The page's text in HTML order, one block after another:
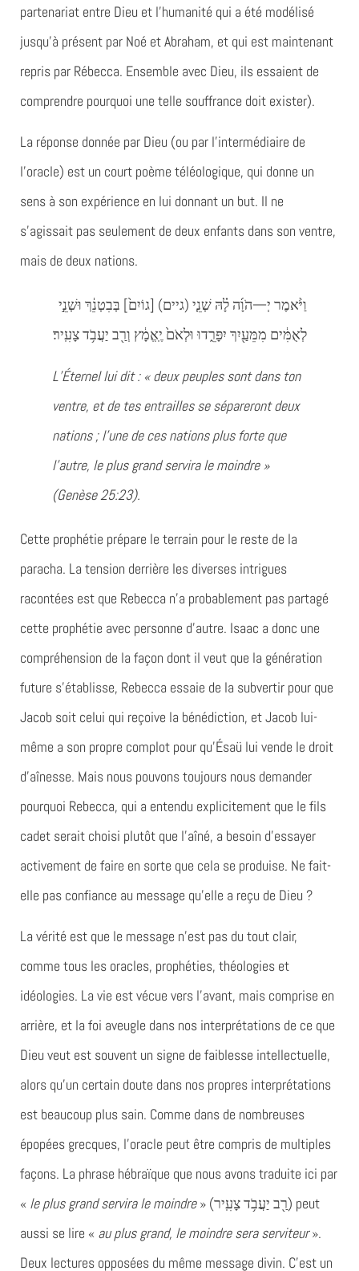
partenariat entre Dieu et l’humanité qui a été modélisé
jusqu’à présent par Noé et Abraham, et qui est maintenant
repris par Rébecca. Ensemble avec Dieu, ils essaient de
comprendre pourquoi une telle souffrance doit exister).
La réponse donnée par Dieu (ou par l’intermédiaire de
l’oracle) est un court poème téléologique, qui donne un
sens à son expérience en lui donnant un but. Il ne
s’agissait pas seulement de deux enfants dans son ventre,
mais de deux nations.
וַיֹּ֨אמֶר יְ—הֹוָ֜ה לָ֗הּ שְׁנֵ֤י (גיים) [גוֹיִם֙] בְּבִטְנֵ֔ךְ וּשְׁנֵ֣י
לְאֻמִּ֔ים מִמֵּעַ֖יִךְ יִפָּרֵ֑דוּ וּלְאֹם֙ יֶֽאֱמָ֔ץ וְרַ֖ב יַעֲבֹ֥ד צָעִֽיר׃
L’Éternel lui dit : « deux peuples sont dans ton
ventre, et de tes entrailles se sépareront deux
nations ; l’une de ces nations plus forte que
l’autre, le plus grand servira le moindre »
(Genèse 25:23).
Cette prophétie prépare le terrain pour le reste de la
paracha. La tension derrière les diverses intrigues
racontées est que Rebecca n’a probablement pas partagé
cette prophétie avec personne d’autre. Isaac a donc une
compréhension de la façon dont il veut que la génération
future s’établisse, Rebecca essaie de la subvertir pour que
Jacob soit celui qui reçoive la bénédiction, et Jacob lui-
même a son propre complot pour qu’Ésaü lui vende le droit
d’aînesse. Mais nous pouvons toujours nous demander
pourquoi Rebecca, qui a entendu explicitement que le fils
cadet serait choisi plutôt que l’aîné, a besoin d’essayer
activement de faire en sorte que cela se produise. Ne fait-
elle pas confiance au message qu’elle a reçu de Dieu ?
La vérité est que le message n’est pas du tout clair,
comme tous les oracles, prophéties, théologies et
idéologies. La vie est vécue vers l’avant, mais comprise en
arrière, et la foi aveugle dans nos interprétations de ce que
Dieu veut est souvent un signe de faiblesse intellectuelle,
alors qu’un certain doute dans nos propres interprétations
est beaucoup plus sain. Comme dans de nombreuses
épopées grecques, l’oracle peut être compris de multiples
façons. La phrase hébraïque que nous avons traduite ici par
« le plus grand servira le moindre» (רַ֖ב יַעֲבֹ֥ד צָעִֽיר) peut
aussi se lire « au plus grand, le moindre sera serviteur».
Deux lectures opposées du même message divin. C’est un